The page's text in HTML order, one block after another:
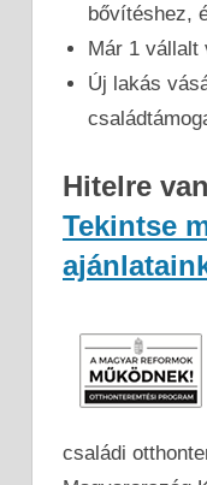
bővítéshez,
Már 1 vállalt
Új lakás
Hitelre
Tekintse
családi